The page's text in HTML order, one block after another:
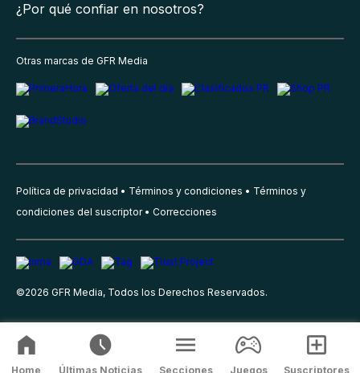
¿Por qué confiar en nosotros?
Otras marcas de GFR Media
Política de privacidad Términos y condiciones
Términos y
condiciones del suscriptor
Correcciones
©2026 GFR Media, Todos los Derechos Reservados.
Home Últimas Noticias Secciones Juegos Suscriptores